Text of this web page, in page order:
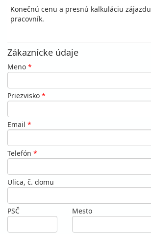
Konečnú cenu a presnú kalkuláciu
pracovník.
Zákaznícke údaje
Meno *
Priezvisko *
Email *
Telefón *
Ulica, č. domu
PSČ Mesto